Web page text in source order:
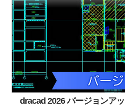
dracad 2026 バージョンア